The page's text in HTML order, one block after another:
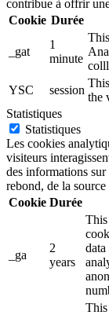
contribue à offrir
Cookie Durée
_gat
1
minute
YSC
session
the
Statistiques
Statistiques
Les cookies
visiteurs
des informations
rebond, de la
Cookie Durée
_ga
2
years